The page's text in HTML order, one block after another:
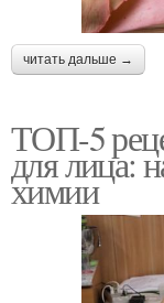
читать дальше →
ТОП-5
для лица:
химии